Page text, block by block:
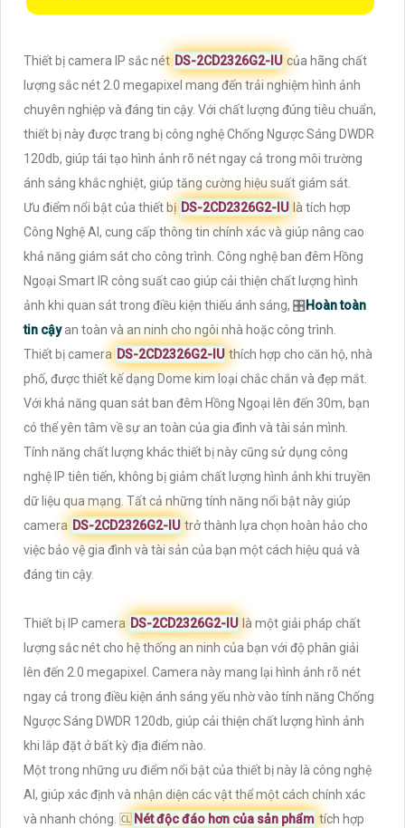
Thiết bị camera IP sắc nét DS-2CD2326G2-IU của hãng chất
lượng sắc nét 2.0 megapixel mang đến trải nghiệm hình ảnh
chuyên nghiệp và đáng tin cậy. Với chất lượng đúng tiêu chuẩn,
thiết bị này được trang bị công nghệ Chống Ngược Sáng DWDR
120db, giúp tái tạo hình ảnh rõ nét ngay cả trong môi trường
ánh sáng khắc nghiệt, giúp tăng cường hiệu suất giám sát.
Ưu điểm nổi bật của thiết bị DS-2CD2326G2-IU là tích hợp
Công Nghệ AI, cung cấp thông tin chính xác và giúp nâng cao
khả năng giám sát cho công trình. Công nghệ ban đêm Hồng
Ngoại Smart IR công suất cao giúp cải thiện chất lượng hình
ảnh khi quan sát trong điều kiện thiếu ánh sáng, 🎛 Hoàn toàn
tin cậyan toàn và an ninh cho ngôi nhà hoặc công trình.
Thiết bị camera DS-2CD2326G2-IU thích hợp cho căn hộ, nhà
phố, được thiết kế dạng Dome kim loại chắc chắn và đẹp mắt.
Với khả năng quan sát ban đêm Hồng Ngoại lên đến 30m, bạn
có thể yên tâm về sự an toàn của gia đình và tài sản mình.
Tính năng chất lượng khác thiết bị này cũng sử dụng công
nghệ IP tiên tiến, không bị giảm chất lượng hình ảnh khi truyền
dữ liệu qua mạng. Tất cả những tính năng nổi bật này giúp
camera DS-2CD2326G2-IU trở thành lựa chọn hoàn hảo cho
việc bảo vệ gia đình và tài sản của bạn một cách hiệu quả và
đáng tin cậy.
Thiết bị IP camera DS-2CD2326G2-IU là một giải pháp chất
lượng sắc nét cho hệ thống an ninh của bạn với độ phân giải
lên đến 2.0 megapixel. Camera này mang lại hình ảnh rõ nét
ngay cả trong điều kiện ánh sáng yếu nhờ vào tính năng Chống
Ngược Sáng DWDR 120db, giúp cải thiện chất lượng hình ảnh
khi lắp đặt ở bất kỳ địa điểm nào.
Một trong những ưu điểm nổi bật của thiết bị này là công nghệ
AI, giúp xác định và nhận diện các vật thể một cách chính xác
và nhanh chóng. 🆑 Nét độc đáo hơn của sản phẩm tích hợp